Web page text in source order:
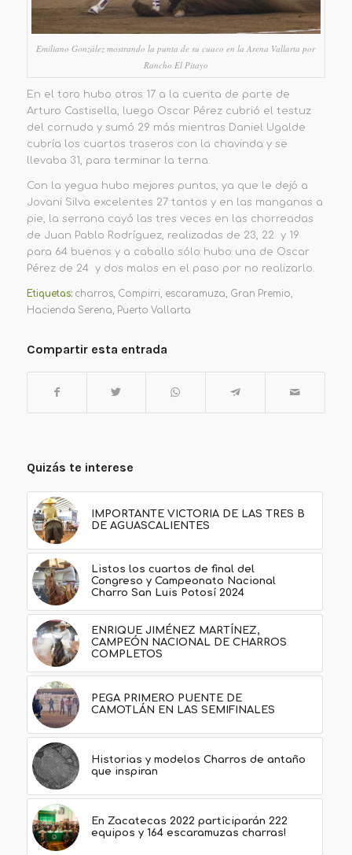
Emiliano González mostrando la punta de su cuaco en la Arena Vallarta por
Rancho El Pitayo
En el toro hubo otros 17 a la cuenta de parte de
Arturo Castisella, luego Oscar Pérez cubrió el testuz
del cornudo y sumó 29 más mientras Daniel Ugalde
cubría los cuartos traseros con la chavinda y se
llevaba 31, para terminar la terna.
Con la yegua hubo mejores puntos, ya que le dejó a
Jovani Silva excelentes 27 tantos y en las manganas a
pie, la serrana cayó las tres veces en las chorreadas
de Juan Pablo Rodríguez, realizadas de 23, 22 y 19
para 64 buenos y a caballo sólo hubo una de Oscar
Pérez de 24 y dos malos en el paso por no realizarlo.
Etiquetas: charros, Compirri, escaramuza, Gran Premio,
Hacienda Serena, Puerto Vallarta
Compartir esta entrada
Quizás te interese
IMPORTANTE VICTORIA DE LAS TRES B
DE AGUASCALIENTES
Listos los cuartos de final del
Congreso y Campeonato Nacional
Charro San Luis Potosí 2024
ENRIQUE JIMÉNEZ MARTÍNEZ,
CAMPEÓN NACIONAL DE CHARROS
COMPLETOS
PEGA PRIMERO PUENTE DE
CAMOTLÁN EN LAS SEMIFINALES
Historias y modelos Charros de antaño
que inspiran
En Zacatecas 2022 participarán 222
equipos y 164 escaramuzas charras!